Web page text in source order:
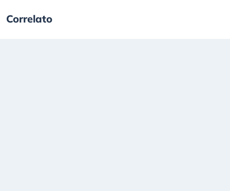
Correlato